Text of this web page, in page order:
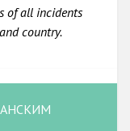
of all incidents
country.